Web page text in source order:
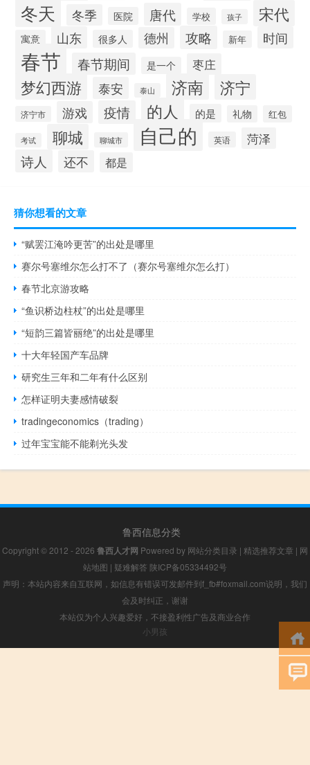
冬天 冬季 医院 唐代 学校 孩子 宋代
寓意 山东 很多人 德州 攻略 新年 时间
春节 春节期间 是一个 枣庄
梦幻西游 泰安 泰山 济南 济宁
济宁市 游戏 疫情 的人 的是 礼物 红包
考试 聊城 聊城市 自己的 英语 菏泽
诗人 还不 都是
猜你想看的文章
“赋罢江淹吟更苦”的出处是哪里
赛尔号塞维尔怎么打不了（赛尔号塞维尔怎么打）
春节北京游攻略
“鱼识桥边柱杖”的出处是哪里
“短韵三篇皆丽绝”的出处是哪里
十大年轻国产车品牌
研究生三年和二年有什么区别
怎样证明夫妻感情破裂
tradingeconomics（trading）
过年宝宝能不能剃光头发
鲁西信息分类
Copyright © 2012 - 2026 鲁西人才网 Powered by 网站分类目录 | 精选推荐文章 | 网
站地图 | 疑难解答 陕ICP备05334492号
声明：本站内容来自互联网，如信息有错误可发邮件到f_fb#foxmail.com说明，我们
会及时纠正，谢谢
本站仅为个人兴趣爱好，不接盈利性广告及商业合作
小男孩